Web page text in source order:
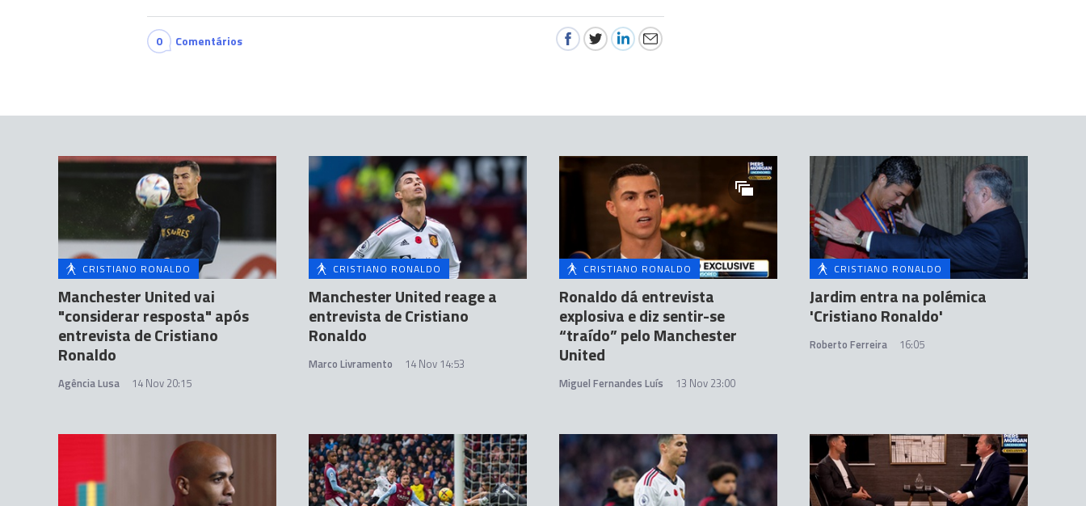
0 Comentários
CRISTIANO RONALDO
Manchester United vai
"considerar resposta" após
entrevista de Cristiano
Ronaldo
Agência Lusa 14 Nov 20:15
CRISTIANO RONALDO
Manchester United reage a
entrevista de Cristiano
Ronaldo
Marco Livramento 14 Nov 14:53
CRISTIANO RONALDO
Ronaldo dá entrevista
explosiva e diz sentir-se
“traído” pelo Manchester
United
Miguel Fernandes Luís 13 Nov 23:00
CRISTIANO RONALDO
Jardim entra na polémica
'Cristiano Ronaldo'
Roberto Ferreira 16:05